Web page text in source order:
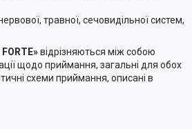
травної, сечовидільної систем,
відрізняються між собою
щодо приймання, загальні для обох
схеми приймання, описані в